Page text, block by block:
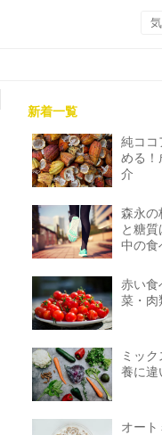
新着一覧
純ココ
める！
介
森永の
と糖
中の食
赤い食
菜・肉
ミッ
養に違
オー